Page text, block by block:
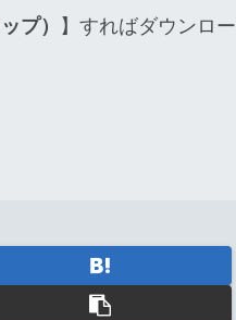
プ）
】すればダウンロー